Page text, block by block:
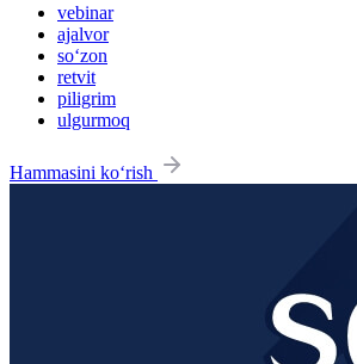
vebinar
ajalvor
so‘zon
retvit
piligrim
ulgurmoq
Hammasini ko‘rish